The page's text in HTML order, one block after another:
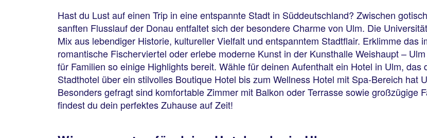
Hast du Lust auf einen Trip in eine entspannte Stadt in Süddeutschland? Zwischen
sanften Flusslauf der Donau entfaltet sich der besondere Charme von Ulm. Die
Mix aus lebendiger Historie, kultureller Vielfalt und entspanntem Stadtflair. Erklimme das
romantische Fischerviertel oder erlebe moderne Kunst in der Kunsthalle Weishaupt –
für Familien so einige Highlights bereit. Wähle für deinen Aufenthalt ein Hotel in Ulm,
Stadthotel über ein stilvolles Boutique Hotel bis zum Wellness Hotel mit Spa-Bereich hat
Besonders gefragt sind komfortable Zimmer mit Balkon oder Terrasse sowie großzügige
findest du dein perfektes Zuhause auf Zeit!